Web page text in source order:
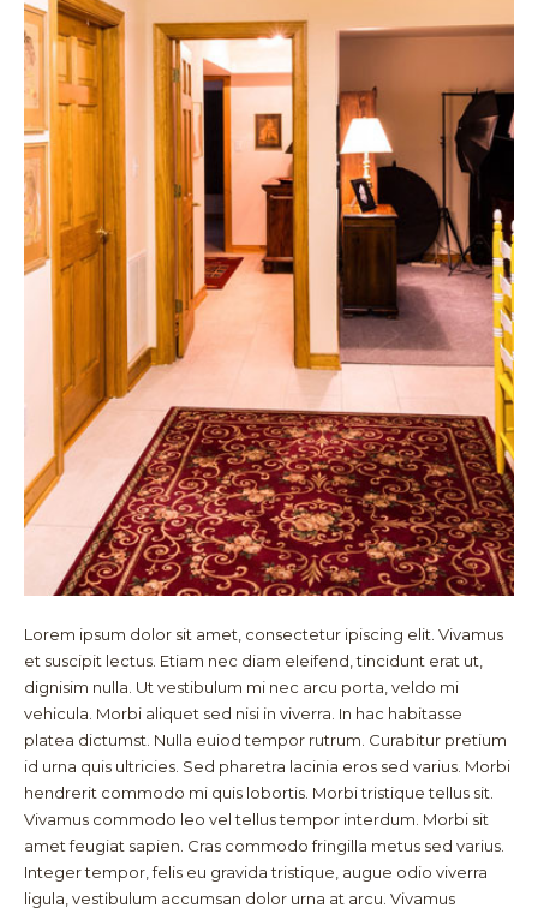
Lorem ipsum dolor sit amet, consectetur ipiscing elit. Vivamus
et suscipit lectus. Etiam nec diam eleifend, tincidunt erat ut,
dignisim nulla. Ut vestibulum mi nec arcu porta, veldo mi
vehicula. Morbi aliquet sed nisi in viverra. In hac habitasse
platea dictumst. Nulla euiod tempor rutrum. Curabitur pretium
id urna quis ultricies. Sed pharetra lacinia eros sed varius. Morbi
hendrerit commodo mi quis lobortis. Morbi tristique tellus sit.
Vivamus commodo leo vel tellus tempor interdum. Morbi sit
amet feugiat sapien. Cras commodo fringilla metus sed varius.
Integer tempor, felis eu gravida tristique, augue odio viverra
ligula, vestibulum accumsan dolor urna at arcu. Vivamus